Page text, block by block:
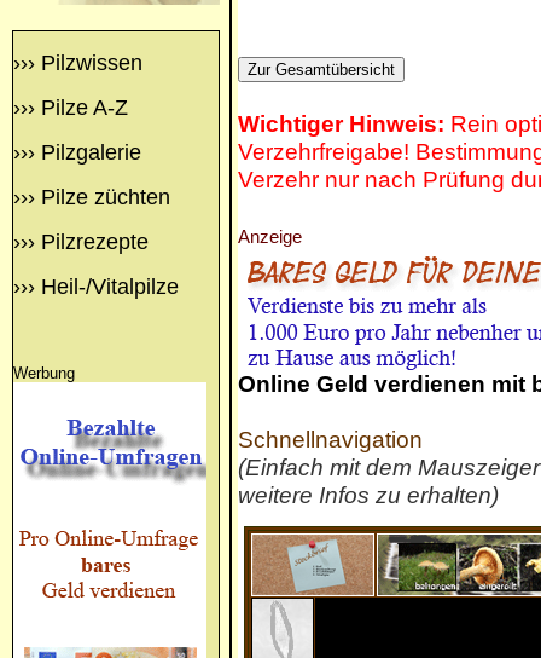
››› Pilzwissen
››› Pilze A-Z
››› Pilzgalerie
››› Pilze züchten
››› Pilzrezepte
››› Heil-/Vitalpilze
Werbung
Wichtiger Hinweis: Rein
Verzehrfreigabe!
Verzehr nur nach Prüfung
Anzeige
Online Geld verdienen mit
Schnellnavigation
(Einfach mit dem
weitere Infos zu erhalten)